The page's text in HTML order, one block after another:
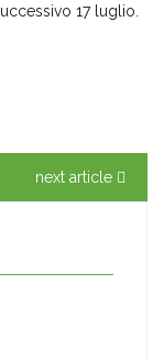
17 luglio.
next article